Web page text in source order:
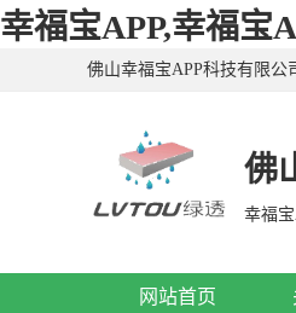
幸福宝APP,幸福宝
佛山幸福宝APP科技有限公
佛
网站首页